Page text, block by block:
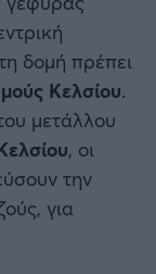
δομή πρέπει
Κελσίου.
μετάλλου
, οι
την
για